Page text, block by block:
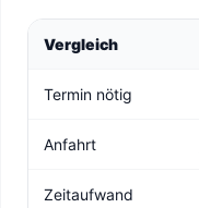
Vergleich
Termin nötig
Anfahrt
Zeitaufwand